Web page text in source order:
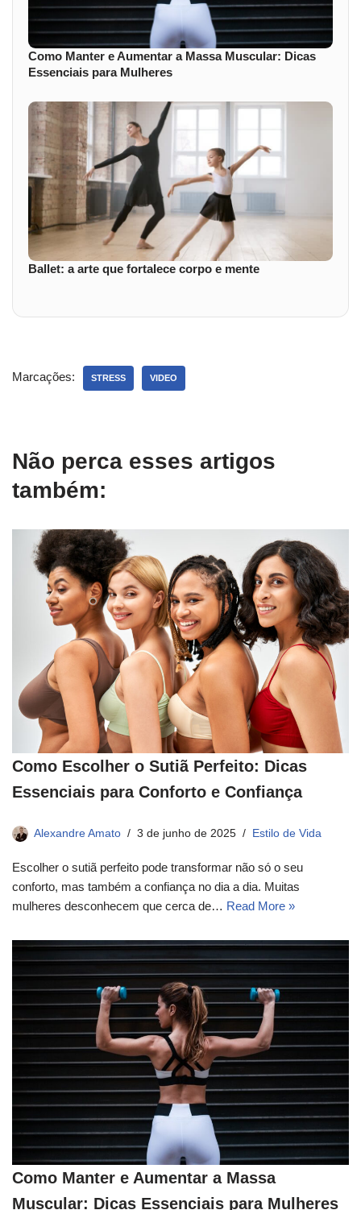
Como Manter e Aumentar a Massa Muscular: Dicas
Essenciais para Mulheres
Ballet: a arte que fortalece corpo e mente
Marcações: STRESS VIDEO
Não perca esses artigos
também:
Como Escolher o Sutiã Perfeito: Dicas
Essenciais para Conforto e Confiança
Alexandre Amato 3 de junho de 2025 Estilo de Vida
Escolher o sutiã perfeito pode transformar não só o seu
conforto, mas também a confiança no dia a dia. Muitas
mulheres desconhecem que cerca de… Read More »
Como Manter e Aumentar a Massa
Muscular: Dicas Essenciais para Mulheres